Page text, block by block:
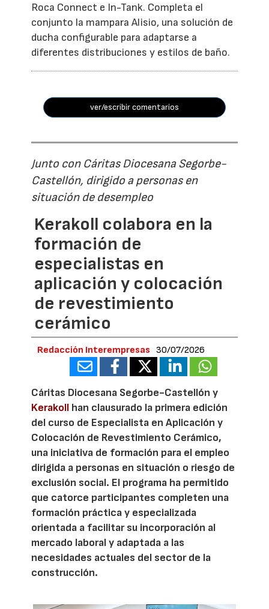
Roca Connect e In-Tank. Completa el
conjunto la mampara Alisio, una solución de
ducha configurable para adaptarse a
diferentes distribuciones y estilos de baño.
ver/escribir comentarios
Junto con Cáritas Diocesana Segorbe-
Castellón, dirigido a personas en
situación de desempleo
Kerakoll colabora en la
formación de
especialistas en
aplicación y colocación
de revestimiento
cerámico
Redacción Interempresas 30/07/2026
Cáritas Diocesana Segorbe-Castellón y
Kerakoll han clausurado la primera edición
del curso de Especialista en Aplicación y
Colocación de Revestimiento Cerámico,
una iniciativa de formación para el empleo
dirigida a personas en situación o riesgo de
exclusión social. El programa ha permitido
que catorce participantes completen una
formación práctica y especializada
orientada a facilitar su incorporación al
mercado laboral y adaptada a las
necesidades actuales del sector de la
construcción.